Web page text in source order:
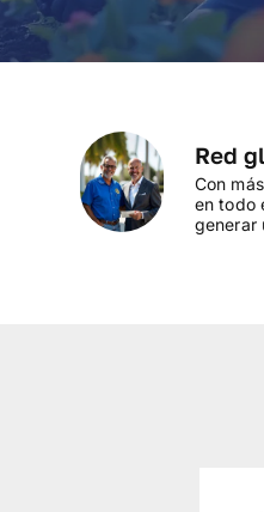
Red
Con
en todo
generar